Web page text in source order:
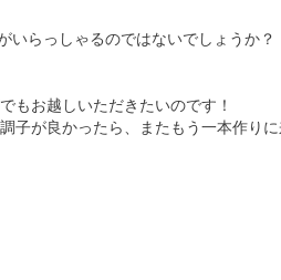
いらっしゃるのではないでしょうか？
もお越しいただきたいのです！
子が良かったら、またもう一本作り